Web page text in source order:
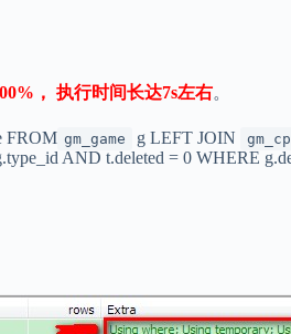
， 执行时间长达7s左右。
FROM gm_game g LEFT JOIN gm_cp
AND t.deleted = 0 WHERE